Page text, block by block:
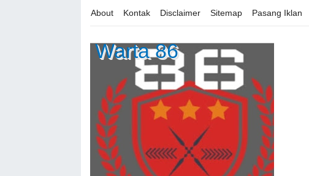
About Kontak Disclaimer Sitemap Pasang Iklan
Warta 86